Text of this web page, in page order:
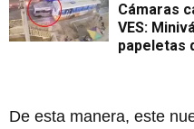
Cámaras
VES:
papeletas
De esta manera, este